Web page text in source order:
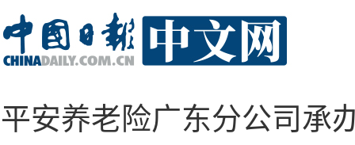
平安养老险广东分公司承